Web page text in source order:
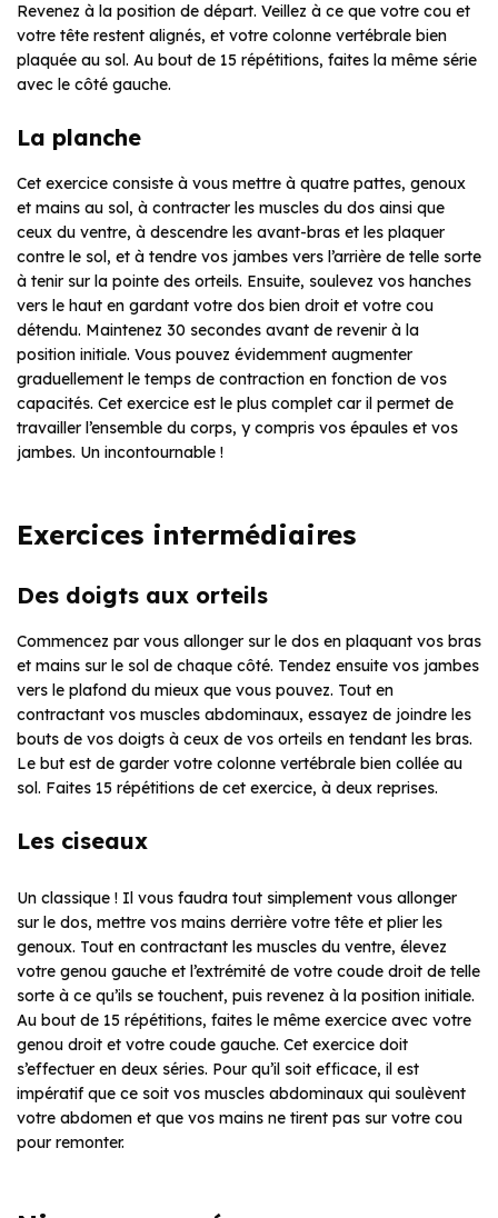
Revenez à la position de départ. Veillez à ce que votre cou et
votre tête restent alignés, et votre colonne vertébrale bien
plaquée au sol. Au bout de 15 répétitions, faites la même série
avec le côté gauche.
La planche
Cet exercice consiste à vous mettre à quatre pattes, genoux
et mains au sol, à contracter les muscles du dos ainsi que
ceux du ventre, à descendre les avant-bras et les plaquer
contre le sol, et à tendre vos jambes vers l’arrière de telle sorte
à tenir sur la pointe des orteils. Ensuite, soulevez vos hanches
vers le haut en gardant votre dos bien droit et votre cou
détendu. Maintenez 30 secondes avant de revenir à la
position initiale. Vous pouvez évidemment augmenter
graduellement le temps de contraction en fonction de vos
capacités. Cet exercice est le plus complet car il permet de
travailler l’ensemble du corps, y compris vos épaules et vos
jambes. Un incontournable !
Exercices intermédiaires
Des doigts aux orteils
Commencez par vous allonger sur le dos en plaquant vos bras
et mains sur le sol de chaque côté. Tendez ensuite vos jambes
vers le plafond du mieux que vous pouvez. Tout en
contractant vos muscles abdominaux, essayez de joindre les
bouts de vos doigts à ceux de vos orteils en tendant les bras.
Le but est de garder votre colonne vertébrale bien collée au
sol. Faites 15 répétitions de cet exercice, à deux reprises.
Les ciseaux
Un classique ! Il vous faudra tout simplement vous allonger
sur le dos, mettre vos mains derrière votre tête et plier les
genoux. Tout en contractant les muscles du ventre, élevez
votre genou gauche et l’extrémité de votre coude droit de telle
sorte à ce qu’ils se touchent, puis revenez à la position initiale.
Au bout de 15 répétitions, faites le même exercice avec votre
genou droit et votre coude gauche. Cet exercice doit
s’effectuer en deux séries. Pour qu’il soit efficace, il est
impératif que ce soit vos muscles abdominaux qui soulèvent
votre abdomen et que vos mains ne tirent pas sur votre cou
pour remonter.